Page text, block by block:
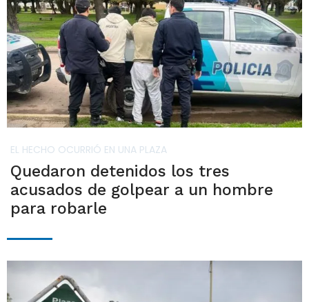
EL HECHO OCURRIÓ EN UNA PLAZA
Quedaron detenidos los tres
acusados de golpear a un hombre
para robarle